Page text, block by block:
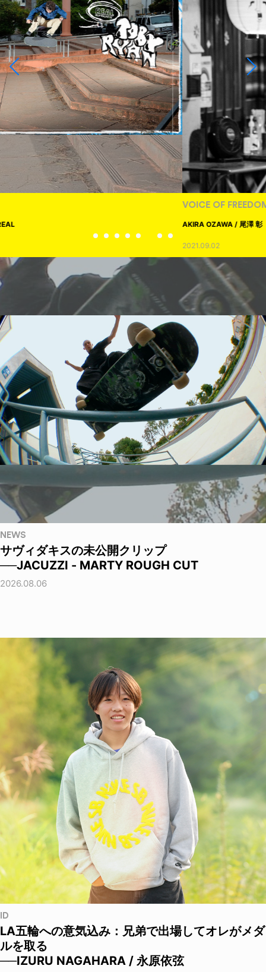
AKIRA OZAWA / 尾澤 彰
NEWS
サヴィダキスの未公開クリップ
──JACUZZI - MARTY ROUGH CUT
2026.08.06
ID
LA五輪への意気込み：兄弟で出場してオレがメダ
ルを取る
──IZURU NAGAHARA / 永原依弦